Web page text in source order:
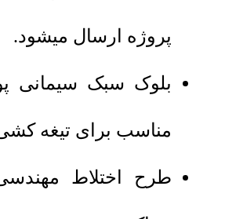
پروژه ارسال میشود.
بلوک سبک سیمانی
مناسب برای تیغه
طرح اختلاط